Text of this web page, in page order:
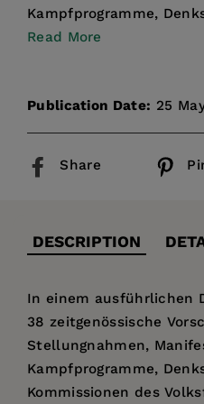
Kampfprogramme,
Kommissionen des
Read More
Publication Date: 25
Share
DESCRIPTION
In einem ausführlichen
38 zeitgenössische
Stellungnahmen,
Kampfprogramme,
Kommissionen des